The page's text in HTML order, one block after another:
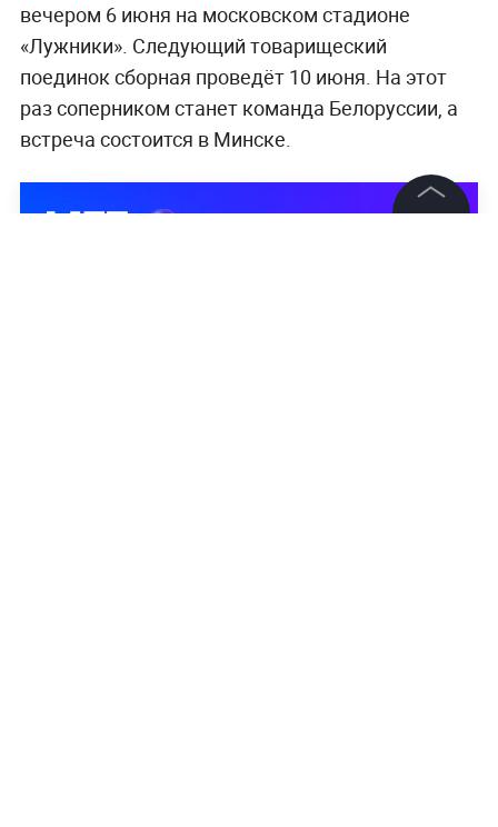
вечером 6 июня на московском стадионе
«Лужники». Следующий товарищеский
поединок сборная проведёт 10 июня. На этот
раз соперником станет команда Белоруссии, а
встреча состоится в Минске.